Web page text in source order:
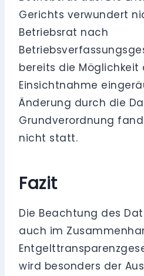
Gerichts verwundert
Betriebsrat nach
bereits die
Einsichtnahme
Änderung durch die
Grundverordnung
nicht statt.
Fazit
Die Beachtung des
auch im
wird besonders der